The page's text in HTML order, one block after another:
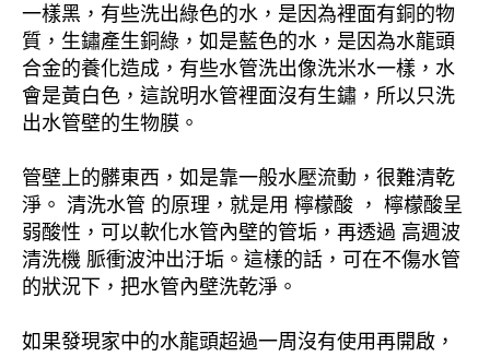
一樣黑，有些洗出綠色的水，是因為裡面有銅的物
質，生鏽產生銅綠，如是藍色的水，是因為水龍頭
合金的養化造成，有些水管洗出像洗米水一樣，水
會是黃白色，這說明水管裡面沒有生鏽，所以只洗
出水管壁的生物膜。
管壁上的髒東西，如是靠一般水壓流動，很難清乾
淨。 清洗水管 的原理，就是用 檸檬酸 ， 檸檬酸呈
弱酸性，可以軟化水管內壁的管垢，再透過 高週波
清洗機 脈衝波沖出汙垢。這樣的話，可在不傷水管
的狀況下，把水管內壁洗乾淨。
如果發現家中的水龍頭超過一周沒有使用再開啟，